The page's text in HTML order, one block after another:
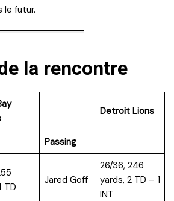
le futur.
la rencontre
Detroit Lions
Passing
TD
Jared Goff
26/36, 246
yards, 2 TD – 1
INT